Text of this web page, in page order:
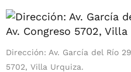
Dirección: Av. García del Río
5702, Villa Urquiza.